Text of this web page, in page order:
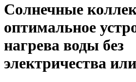
Солнечные
оптимальное
нагрева воды без
электричества